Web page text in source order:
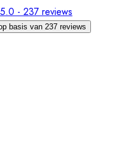
- 237 reviews
basis van 237 reviews